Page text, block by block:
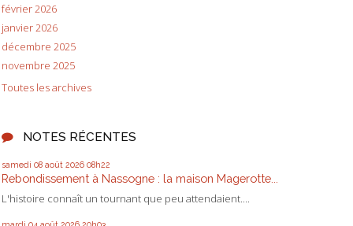
février 2026
janvier 2026
décembre 2025
novembre 2025
Toutes les archives
NOTES RÉCENTES
samedi 08 août 2026 08h22
Rebondissement à Nassogne : la maison Magerotte...
L'histoire connaît un tournant que peu attendaient....